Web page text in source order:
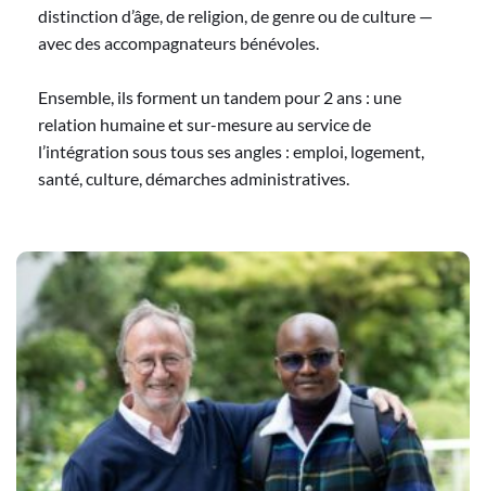
distinction d’âge, de religion, de genre ou de culture —
avec des accompagnateurs bénévoles.
Ensemble, ils forment un tandem pour 2 ans : une
relation humaine et sur-mesure au service de
l’intégration sous tous ses angles : emploi, logement,
santé, culture, démarches administratives.